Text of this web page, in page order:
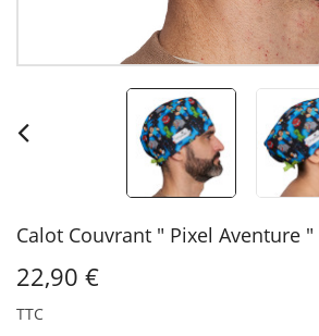
Calot Couvrant " Pixel Aventure "
22,90 €
TTC